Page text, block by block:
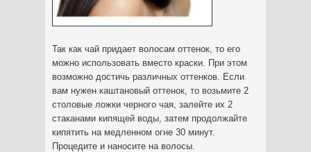
Так как чай придает волосам оттенок, то его
можно использовать вместо краски. При этом
возможно достичь различных оттенков. Если
вам нужен каштановый оттенок, то возьмите 2
столовые ложки черного чая, залейте их 2
стаканами кипящей воды, затем продолжайте
кипятить на медленном огне 30 минут.
Процедите и наносите на волосы.